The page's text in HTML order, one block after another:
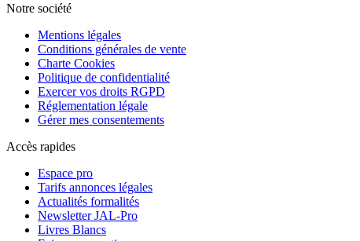
Notre société
Mentions légales
Conditions générales de vente
Charte Cookies
Politique de confidentialité
Exercer vos droits RGPD
Réglementation légale
Gérer mes consentements
Accès rapides
Espace pro
Tarifs annonces légales
Actualités formalités
Newsletter JAL-Pro
Livres Blancs